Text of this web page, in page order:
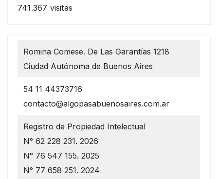
741.367 visitas
Romina Comese. De Las Garantías 1218
Ciudad Autónoma de Buenos Aires
54 11 44373716
contacto@algopasabuenosaires.com.ar
Registro de Propiedad Intelectual
N° 62 228 231. 2026
N° 76 547 155. 2025
N° 77 658 251. 2024